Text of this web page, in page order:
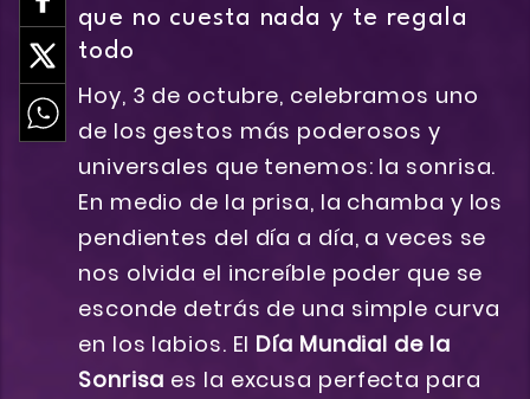
que no cuesta nada y te regala
todo
Hoy, 3 de octubre, celebramos uno
de los gestos más poderosos y
universales que tenemos: la sonrisa.
En medio de la prisa, la chamba y los
pendientes del día a día, a veces se
nos olvida el increíble poder que se
esconde detrás de una simple curva
en los labios. El Día Mundial de la
Sonrisa es la excusa perfecta para